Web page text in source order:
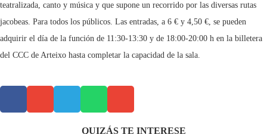
teatralizada, canto y música y que supone un recorrido por las diversas rutas
jacobeas. Para todos los públicos. Las entradas, a 6 € y 4,50 €, se pueden
adquirir el día de la función de 11:30-13:30 y de 18:00-20:00 h en la billetera
del CCC de Arteixo hasta completar la capacidad de la sala.
QUIZÁS TE INTERESE